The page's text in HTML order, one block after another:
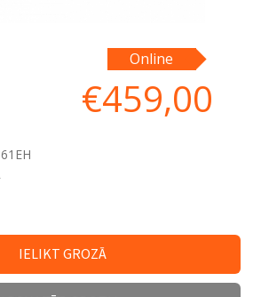
Online
€459,00
IELIKT GROZĀ